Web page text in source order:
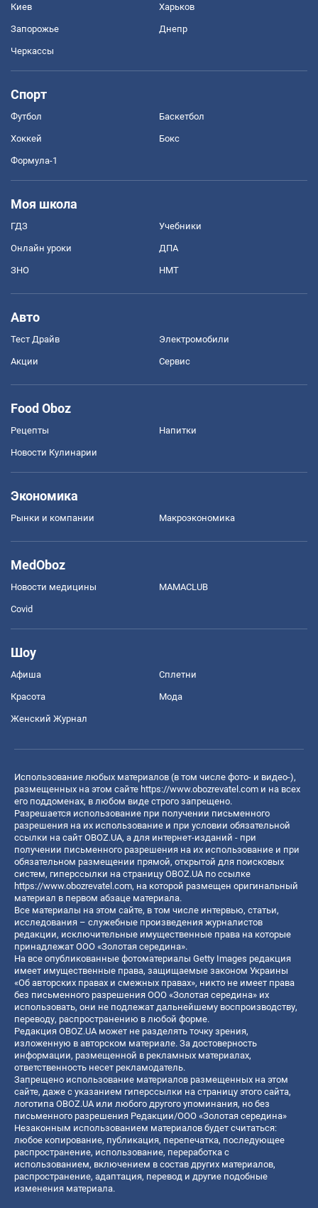
Киев Харьков
Запорожье Днепр
Черкассы
Спорт
Футбол Баскетбол
Хоккей Бокс
Формула-1
Моя школа
ГДЗ Учебники
Онлайн уроки ДПА
ЗНО НМТ
Авто
Тест Драйв Электромобили
Акции Сервис
Food Oboz
Рецепты Напитки
Новости Кулинарии
Экономика
Рынки и компании Mакроэкономика
MedOboz
Новости медицины MAMACLUB
Covid
Шоу
Афиша Сплетни
Красота Мода
Женский Журнал
Использование любых материалов (в том числе фото- и видео-),
размещенных на этом сайте https://www.obozrevatel.com и на всех
его поддоменах, в любом виде строго запрещено.
Разрешается использование при получении письменного
разрешения на их использование и при условии обязательной
ссылки на сайт OBOZ.UA, а для интернет-изданий - при
получении письменного разрешения на их использование и при
обязательном размещении прямой, открытой для поисковых
систем, гиперссылки на страницу OBOZ.UA по ссылке
https://www.obozrevatel.com, на которой размещен оригинальный
материал в первом абзаце материала.
Все материалы на этом сайте, в том числе интервью, статьи,
исследования – служебные произведения журналистов
редакции, исключительные имущественные права на которые
принадлежат ООО «Золотая середина».
На все опубликованные фотоматериалы Getty Images редакция
имеет имущественные права, защищаемые законом Украины
«Об авторских правах и смежных правах», никто не имеет права
без письменного разрешения ООО «Золотая середина» их
использовать, они не подлежат дальнейшему воспроизводству,
переводу, распространению в любой форме.
Редакция OBOZ.UA может не разделять точку зрения,
изложенную в авторском материале. За достоверность
информации, размещенной в рекламных материалах,
ответственность несет рекламодатель.
Запрещено использование материалов размещенных на этом
сайте, даже с указанием гиперссылки на страницу этого сайта,
логотипа OBOZ.UA или любого другого упоминания, но без
письменного разрешения Редакции/ООО «Золотая середина»
Незаконным использованием материалов будет считаться:
любое копирование, публикация, перепечатка, последующее
распространение, использование, переработка с
использованием, включением в состав других материалов,
распространение, адаптация, перевод и другие подобные
изменения материала.